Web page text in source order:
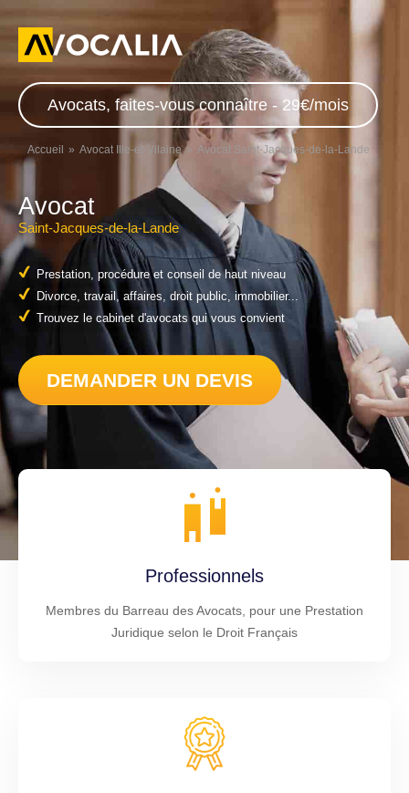
Avocats, faites-vous connaître - 29€/mois
Accueil Avocat Ille-et-Vilaine Avocat Saint-Jacques-de-la-Lande
Avocat
Saint-Jacques-de-la-Lande
Prestation, procédure et conseil de haut niveau
Divorce, travail, affaires, droit public, immobilier...
Trouvez le cabinet d'avocats qui vous convient
DEMANDER UN DEVIS
Professionnels
Membres du Barreau des Avocats, pour une Prestation
Juridique selon le Droit Français